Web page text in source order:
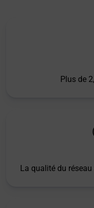
Plus de
La qualité du